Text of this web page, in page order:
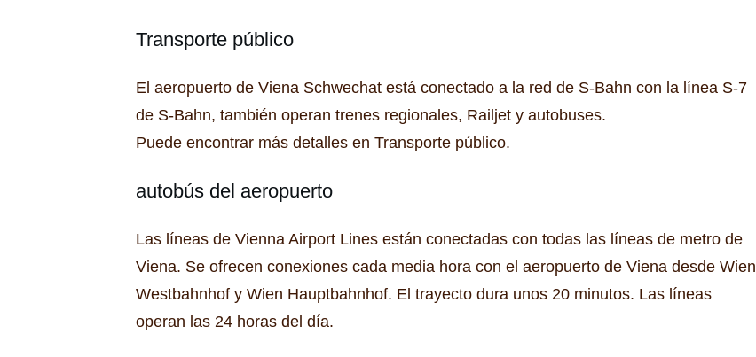
Transporte público
El aeropuerto de Viena Schwechat está conectado a la red de S-Bahn con la línea S-7
de S-Bahn, también operan trenes regionales, Railjet y autobuses.
Puede encontrar más detalles en Transporte público.
autobús del aeropuerto
Las líneas de Vienna Airport Lines están conectadas con todas las líneas de metro de
Viena. Se ofrecen conexiones cada media hora con el aeropuerto de Viena desde Wien
Westbahnhof y Wien Hauptbahnhof. El trayecto dura unos 20 minutos. Las líneas
operan las 24 horas del día.